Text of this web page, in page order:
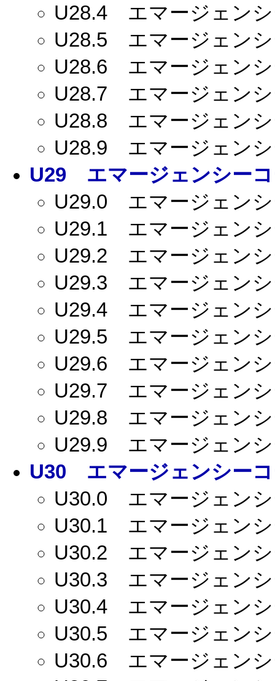
U28.4 エマージェンシ
U28.5 エマージェンシ
U28.6 エマージェンシ
U28.7 エマージェンシ
U28.8 エマージェンシ
U28.9 エマージェンシ
U29 エマージェンシーコ
U29.0 エマージェンシ
U29.1 エマージェンシ
U29.2 エマージェンシ
U29.3 エマージェンシ
U29.4 エマージェンシ
U29.5 エマージェンシ
U29.6 エマージェンシ
U29.7 エマージェンシ
U29.8 エマージェンシ
U29.9 エマージェンシ
U30 エマージェンシーコ
U30.0 エマージェンシ
U30.1 エマージェンシ
U30.2 エマージェンシ
U30.3 エマージェンシ
U30.4 エマージェンシ
U30.5 エマージェンシ
U30.6 エマージェンシ